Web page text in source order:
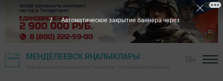
МЕНДЕЛЕЕВСК ЯҢАЛЫКЛАРЫ
6 Автоматическое закрытие баннера через